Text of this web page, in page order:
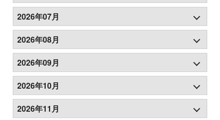
2026年07月
2026年08月
2026年09月
2026年10月
2026年11月